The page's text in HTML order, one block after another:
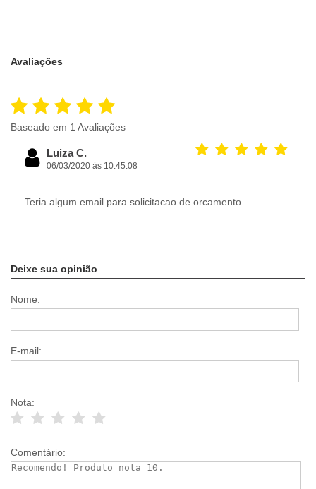
Avaliações
Baseado em 1 Avaliações
Luiza C.
06/03/2020 às 10:45:08
Teria algum email para solicitacao de orcamento
Deixe sua opinião
Nome:
E-mail:
Nota:
Comentário: